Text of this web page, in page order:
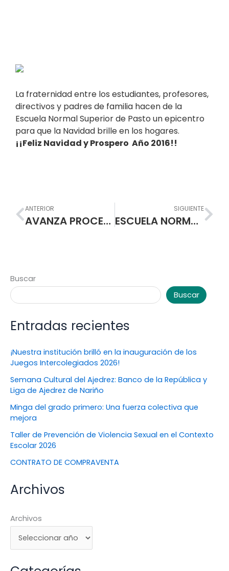
La fraternidad entre los estudiantes, profesores,
directivos y padres de familia hacen de la
Escuela Normal Superior de Pasto un epicentro
para que la Navidad brille en los hogares.
¡¡Feliz Navidad y Prospero Año 2016!!
Prev
ANTERIOR
AVANZA PROCESO DE MATRICULAS EN LA ESCUELA NORMAL SUPERIOR DE PASTO
SIGUIENTE
ESCUELA NORMAL SUPERIOR DE PASTO – UN EJEMPLO EN LA FORMACIÓN DE LÍDERES
Buscar
Buscar
Entradas recientes
¡Nuestra institución brilló en la inauguración de los
Juegos Intercolegiados 2026!
Semana Cultural del Ajedrez: Banco de la República y
Liga de Ajedrez de Nariño
Minga del grado primero: Una fuerza colectiva que
mejora
Taller de Prevención de Violencia Sexual en el Contexto
Escolar 2026
CONTRATO DE COMPRAVENTA
Archivos
Archivos